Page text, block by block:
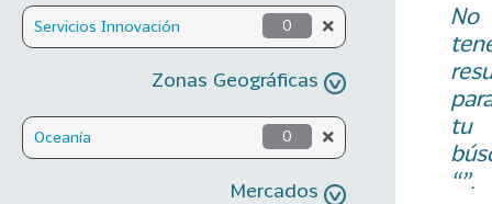
Servicios Innovación 0
Zonas Geográficas
Oceanía 0
Mercados
No
tu
“”.